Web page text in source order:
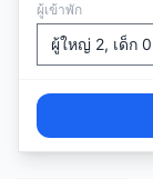
ผู้เข้าพัก